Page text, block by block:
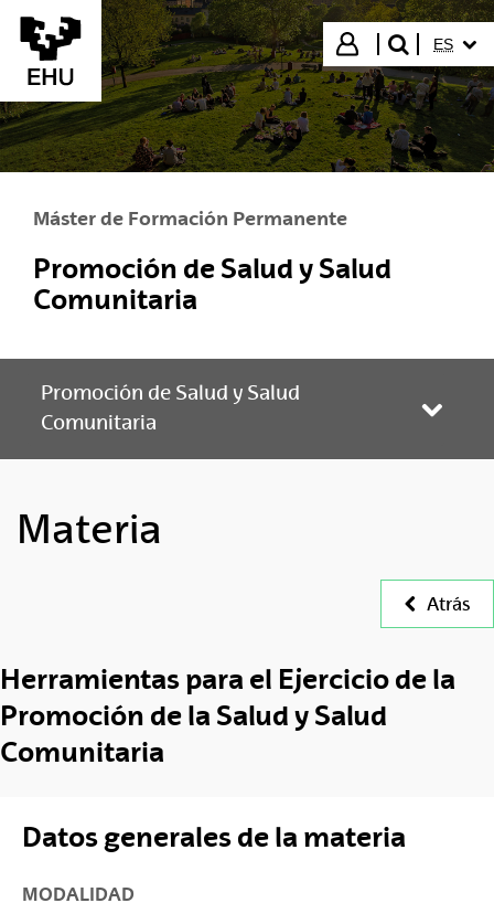
Saltar al contenido principal
Iniciar sesión
buscar"
ES
Máster de Formación Permanente
Promoción de Salud y Salud
Comunitaria
Promoción de Salud y Salud
Comunitaria
Materia
Atrás
Herramientas para el Ejercicio de la
Promoción de la Salud y Salud
Comunitaria
Datos generales de la materia
MODALIDAD